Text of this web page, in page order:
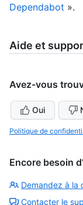
Dependabot ».
Aide et
Avez-vous
Oui
Politique de
Encore besoin
Demandez à la
Contacter le